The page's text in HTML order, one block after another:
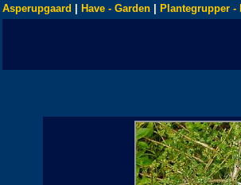
Asperupgaard Have - Garden Plantegrupper